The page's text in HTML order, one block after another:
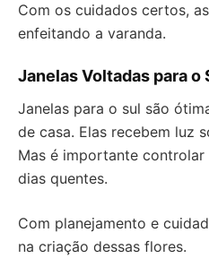
Com os cuidados certos,
enfeitando a varanda.
Janelas Voltadas para o
Janelas para o sul são
de casa. Elas recebem luz
Mas é importante controlar
dias quentes.
Com planejamento e
na criação dessas flores.